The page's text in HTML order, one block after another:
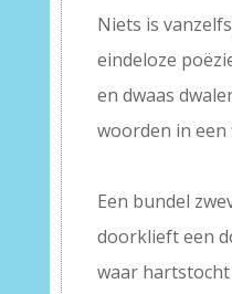
Niets is
eindeloze
en dwaas
woorden in een
Een bundel
doorklieft een
waar